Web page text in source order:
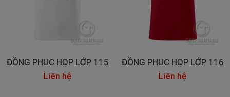
ĐỒNG PHỤC HỌP LỚP 115
Liên hệ
ĐỒNG PHỤC HỌP LỚP 116
Liên hệ